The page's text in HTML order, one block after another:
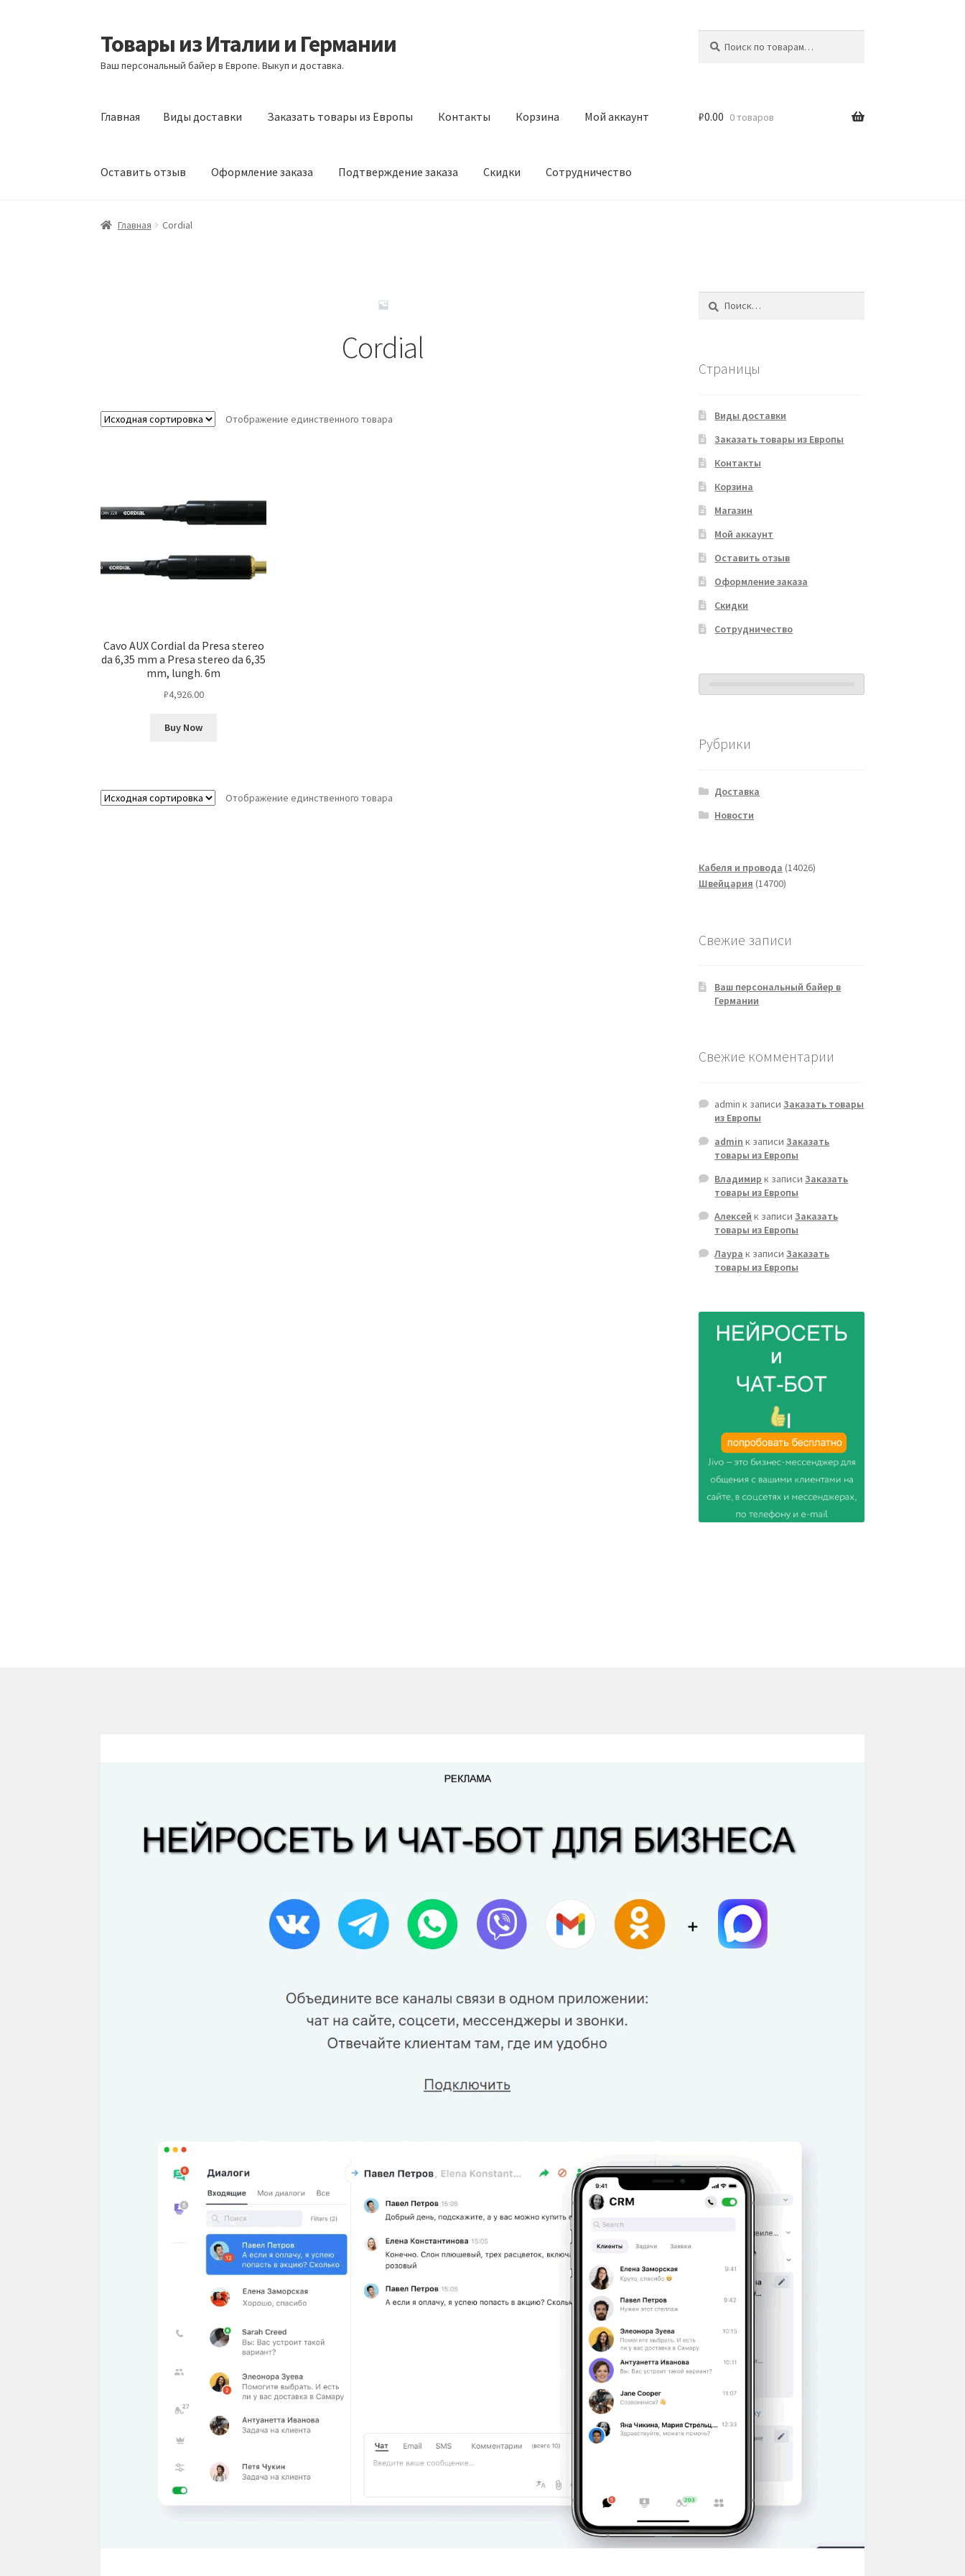
Перейти
к
навигации
Перейти
к
содержимому
Товары из Италии и Германии
Ваш персональный байер в Европе. Выкуп и доставка.
Главная Виды доставки Заказать товары из Европы Контакты Корзина Мой аккаунт
Оставить отзыв Оформление заказа Подтверждение заказа Скидки Сотрудничество
Главная Виды доставки
₽0.00 0 товаров
Главная Cordial
Cordial
Отображение единственного товара
Cavo AUX Cordial da Presa stereo
da 6,35 mm a Presa stereo da 6,35
mm, lungh. 6m
₽4,926.00
Buy Now
Отображение единственного товара
Страницы
Виды доставки
Заказать товары из Европы
Контакты
Корзина
Магазин
Мой аккаунт
Оставить отзыв
Оформление заказа
Скидки
Сотрудничество
Рубрики
Доставка
Новости
Кабеля и провода 1402614026
Швейцария 1470014700
Свежие записи
Ваш персональный байер в
Германии
Свежие комментарии
admin к записиЗаказать товары
из Европы
admin к записиЗаказать
товары из Европы
Владимир к записиЗаказать
товары из Европы
Алексей к записиЗаказать
товары из Европы
Лаура к записиЗаказать
товары из Европы